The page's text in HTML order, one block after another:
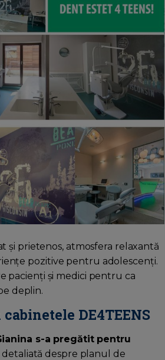
și prietenos, atmosfera relaxantă
pozitive pentru adolescenți.
pacienți și medici pentru ca
deplin.
DE4TEENS
s-a pregătit pentru
detaliată despre planul de